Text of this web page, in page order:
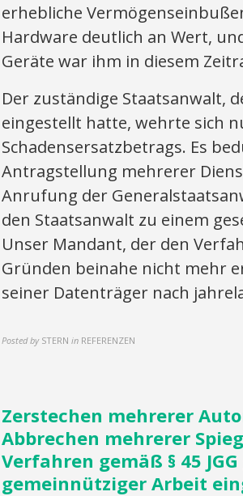
erhebliche
Hardware deutlich an Wert,
Geräte war ihm in diesem
Der zuständige Staatsanwalt,
eingestellt hatte, wehrte sich
Schadensersatzbetrags. Es
Antragstellung mehrerer
Anrufung der
den Staatsanwalt zu einem
Unser Mandant, der den
Gründen beinahe nicht mehr
seiner Datenträger nach
Posted by STERN in REFERENZEN
Zerstechen mehrerer
Abbrechen mehrerer
Verfahren gemäß § 45
gemeinnütziger Arbeit